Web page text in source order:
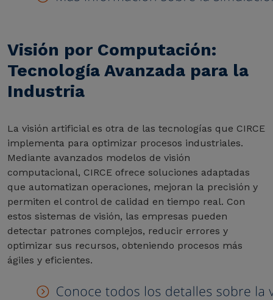
Visión por Computación:
Tecnología Avanzada para la
Industria
La visión artificial es otra de las tecnologías que CIRCE
implementa para optimizar procesos industriales.
Mediante avanzados modelos de visión
computacional, CIRCE ofrece soluciones adaptadas
que automatizan operaciones, mejoran la precisión y
permiten el control de calidad en tiempo real. Con
estos sistemas de visión, las empresas pueden
detectar patrones complejos, reducir errores y
optimizar sus recursos, obteniendo procesos más
ágiles y eficientes.